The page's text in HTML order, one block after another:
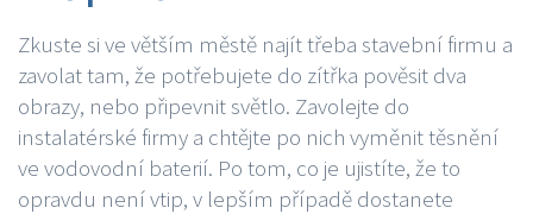
Zkuste si ve větším městě najít třeba stavební firmu a
zavolat tam, že potřebujete do zítřka pověsit dva
obrazy, nebo připevnit světlo. Zavolejte do
instalatérské firmy a chtějte po nich vyměnit těsnění
ve vodovodní baterií. Po tom, co je ujistíte, že to
opravdu není vtip, v lepším případě dostanete